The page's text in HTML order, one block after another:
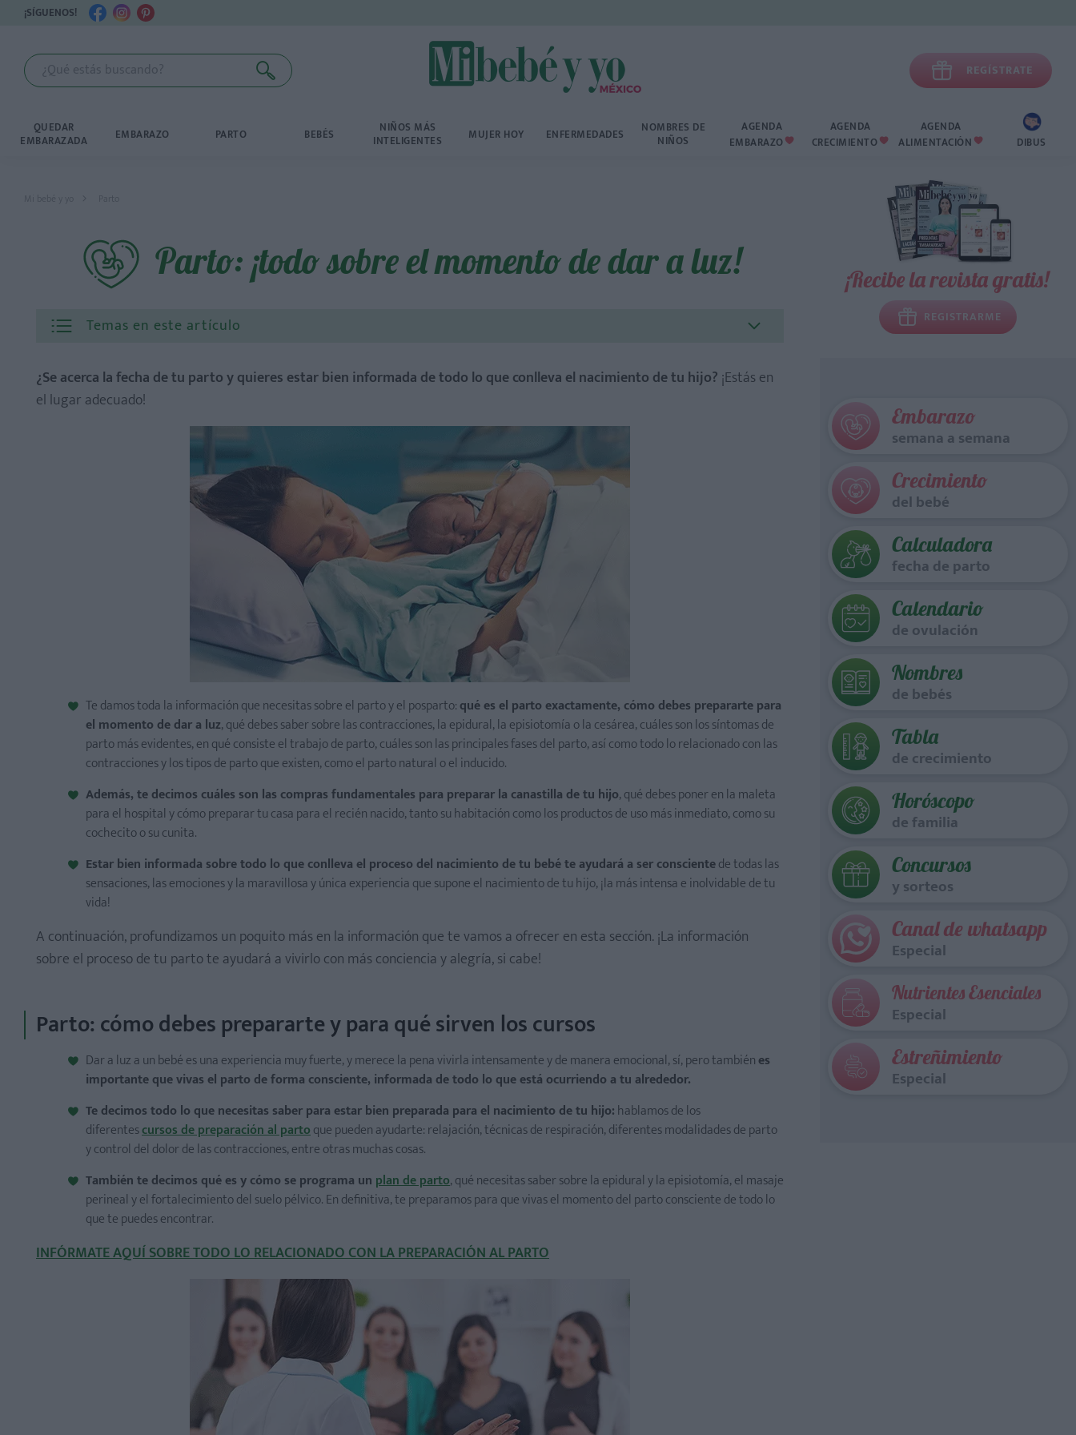
¡SÍGUENOS!
 REGÍSTRATE
QUEDAR
EMBARAZADA EMBARAZO PARTO BEBÉS NIÑOS MÁS
INTELIGENTES MUJER HOY ENFERMEDADES NOMBRES DE
NIÑOS
AGENDA
EMBARAZO 
AGENDA
CRECIMIENTO 
AGENDA
ALIMENTACIÓN  DIBUS
Mi bebé y yo Parto
Parto: ¡todo sobre el momento de dar a luz!
Temas en este artículo
El proceso de parto se puede dividir en tres etapas:
¿Se acerca la fecha de tu parto y quieres estar bien informada de todo lo que conlleva el nacimiento de tu hijo? ¡Estás en
el lugar adecuado!
Te damos toda la información que necesitas sobre el parto y el posparto:qué es el parto exactamente, cómo debes prepararte para
el momento de dar a luz, qué debes saber sobre las contracciones, la epidural, la episiotomía o la cesárea, cuáles son los síntomas de
parto más evidentes, en qué consiste el trabajo de parto, cuáles son las principales fases del parto, así como todo lo relacionado con las
contracciones y los tipos de parto que existen, como el parto natural o el inducido.
Además, te decimos cuáles son las compras fundamentales para preparar la canastilla de tu hijo, qué debes poner en la maleta
para el hospital y cómo preparar tu casa para el recién nacido, tanto su habitación como los productos de uso más inmediato, como su
cochecito o su cunita.
Estar bien informada sobre todo lo que conlleva el proceso del nacimiento de tu bebé te ayudará a ser conscientede todas las
sensaciones, las emociones y la maravillosa y única experiencia que supone el nacimiento de tu hijo, ¡la más intensa e inolvidable de tu
vida!
A continuación, profundizamos un poquito más en la información que te vamos a ofrecer en esta sección. ¡La información
sobre el proceso de tu parto te ayudará a vivirlo con más conciencia y alegría, si cabe!
Parto: cómo debes prepararte y para qué sirven los cursos
Dar a luz a un bebé es una experiencia muy fuerte, y merece la pena vivirla intensamente y de manera emocional, sí, pero tambiénes
importante que vivas el parto de forma consciente, informada de todo lo que está ocurriendo a tu alrededor.
Te decimos todo lo que necesitas saber para estar bien preparada para el nacimiento de tu hijo:hablamos de los
diferentescursos de preparación al partoque pueden ayudarte: relajación, técnicas de respiración, diferentes modalidades de parto
y control del dolor de las contracciones, entre otras muchas cosas.
También te decimos qué es y cómo se programa un plan de parto, qué necesitas saber sobre la epidural y la episiotomía, el masaje
perineal y el fortalecimiento del suelo pélvico. En definitiva, te preparamos para que vivas el momento del parto consciente de todo lo
que te puedes encontrar.
INFÓRMATE AQUÍ SOBRE TODO LO RELACIONADO CON LA PREPARACIÓN AL PARTO
¡Recibe la revista gratis!
REGISTRARME
Embarazo
semana a semana
Crecimiento
del bebé
Calculadora
fecha de parto
Calendario
de ovulación
Nombres
de bebés
Tabla
de crecimiento
Horóscopo
de familia
Concursos
y sorteos
Canal de whatsapp
Especial
Nutrientes Esenciales
Especial
Estreñimiento
Especial